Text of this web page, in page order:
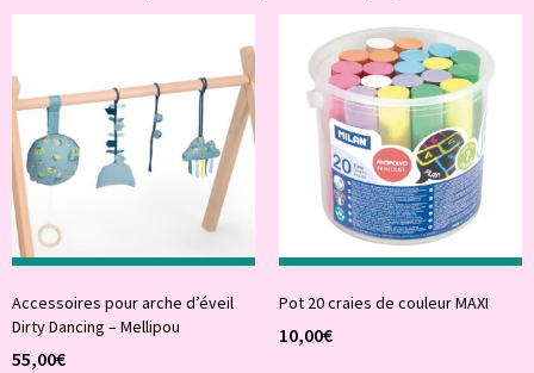
Accessoires pour arche d’éveil
Dirty Dancing – Mellipou
55,00€
Pot 20 craies de couleur MAXI
10,00€